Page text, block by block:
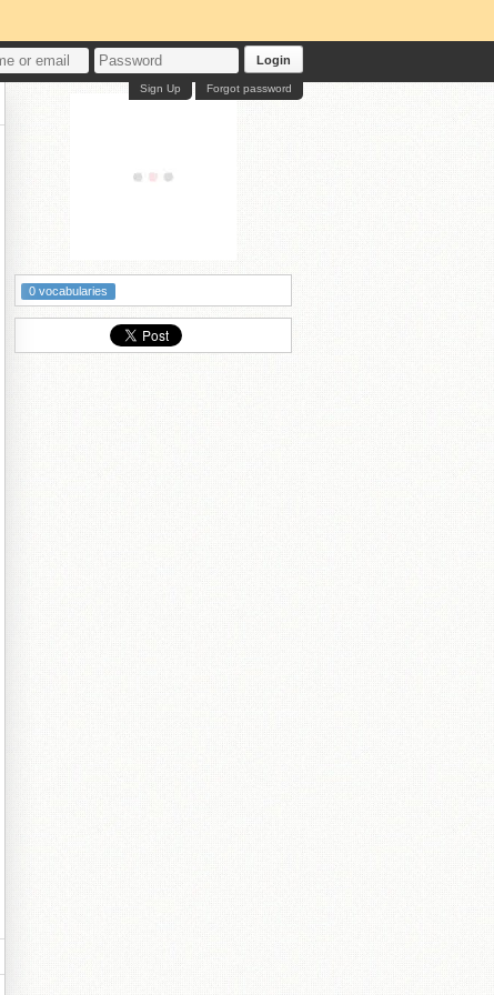
Login
Forgot password
Sign Up
0 vocabularies